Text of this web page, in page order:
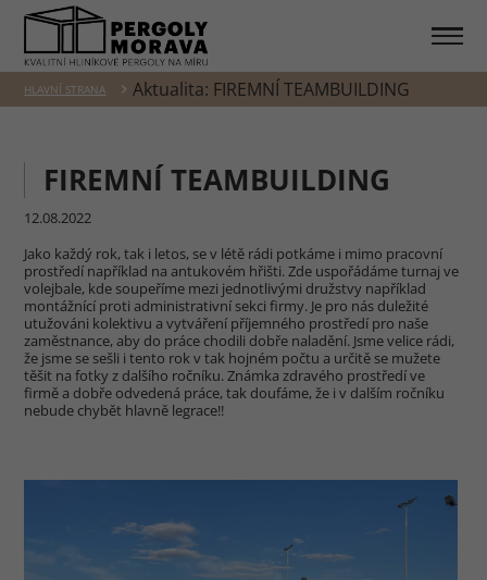
HLAVNÍ STRANA Aktualita: FIREMNÍ TEAMBUILDING
FIREMNÍ TEAMBUILDING
12.08.2022
Jako každý rok, tak i letos, se v létě rádi potkáme i mimo pracovní
prostředí například na antukovém hřišti. Zde uspořádáme turnaj ve
volejbale, kde soupeříme mezi jednotlivými družstvy například
montážnící proti administrativní sekci firmy. Je pro nás duležité
utužováni kolektivu a vytváření příjemného prostředí pro naše
zaměstnance, aby do práce chodili dobře naladění. Jsme velice rádi,
že jsme se sešli i tento rok v tak hojném počtu a určitě se mužete
těšit na fotky z dalšího ročníku. Známka zdravého prostředí ve
firmě a dobře odvedená práce, tak doufáme, že i v dalším ročníku
nebude chybět hlavně legrace!!